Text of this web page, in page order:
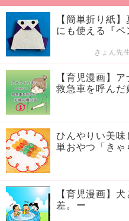
【簡単折り紙
にも使える『ペ
きょん先
【育児漫画】
救急車を呼ん
ひんやりい美
単おやつ「きゃ
【育児漫画】
差。ー